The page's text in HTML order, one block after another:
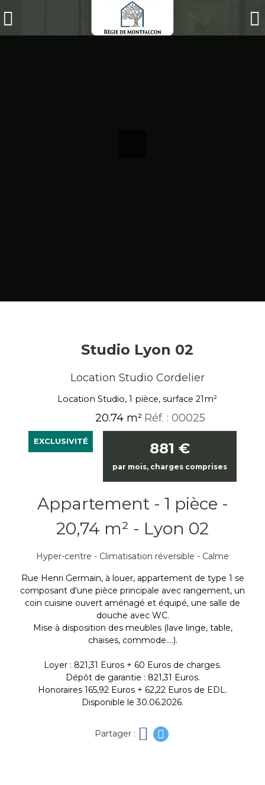
Studio Lyon 02
Location Studio Cordelier
Location Studio, 1 pièce, surface 21m²
20.74 m² Réf. : 00025
881 €
par mois, charges comprises
EXCLUSIVITÉ
Appartement - 1 pièce -
20,74 m² - Lyon 02
Hyper-centre - Climatisation réversible - Calme
Rue Henri Germain, à louer, appartement de type 1 se
composant d'une pièce principale avec rangement, un
coin cuisine ouvert aménagé et équipé, une salle de
douche avec WC.
Mise à disposition des meubles (lave linge, table,
chaises, commode....).
Loyer : 821,31 Euros + 60 Euros de charges.
Dépôt de garantie : 821,31 Euros.
Honoraires 165,92 Euros + 62,22 Euros de EDL.
Disponible le 30.06.2026.
Partager :